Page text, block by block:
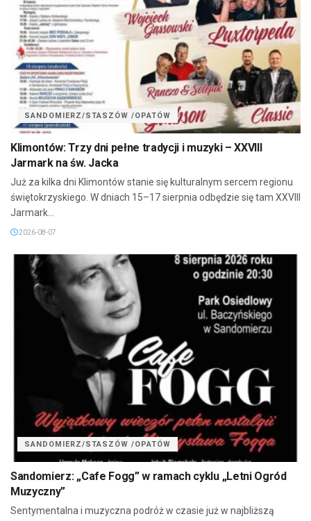
SANDOMIERZ/STASZÓW /OPATÓW
Klimontów: Trzy dni pełne tradycji i muzyki – XXVIII
Jarmark na św. Jacka
Już za kilka dni Klimontów stanie się kulturalnym sercem regionu
świętokrzyskiego. W dniach 15–17 sierpnia odbędzie się tam XXVIII
Jarmark...
2026-08-07
SANDOMIERZ/STASZÓW /OPATÓW
Sandomierz: „Cafe Fogg” w ramach cyklu „Letni Ogród
Muzyczny”
Sentymentalna i muzyczna podróż w czasie już w najbliższą